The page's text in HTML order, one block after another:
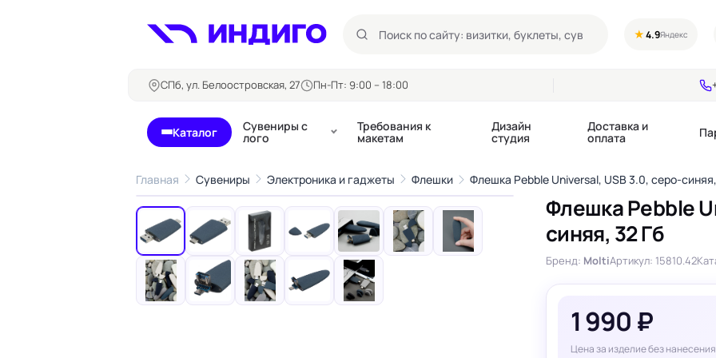
★4.9Яндекс
СПб, ул. Белоостровская, 27 Пн-Пт: 9:00 – 18:00
Каталог
Бланки и формуляры
Блокноты
Бейджи
Визитки
Конверты
Ленты для бейджей
Билеты, купоны
Буклеты
Карточные игры, колоды
Кубарики
Листовки, флаеры
Календари квартальные
Календари настольные
Календари перекидные
Воблеры
Диспенсеры
Дорхенгеры /
Некхенгеры
Флажки бумажные
Шелфтокеры
Ярлыки и бирки
Сувениры с
лого
Требования к
макетам
Дизайн
студия
Доставка и
оплата
Главная Сувениры Электроника и гаджеты Флешки Флешка Pebble Universal, USB 3.0, серо-
‹ ›
1/12
Флешка Pebble
синяя, 32 Гб
Бренд: MoltiАртикул: 15810.42
1 990 ₽
Цена за изделие без